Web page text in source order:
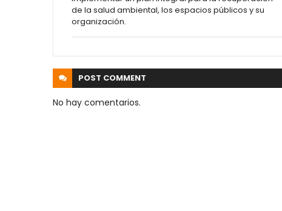
de la salud ambiental, los espacios públicos y su
organización.
POST COMMENT
No hay comentarios.